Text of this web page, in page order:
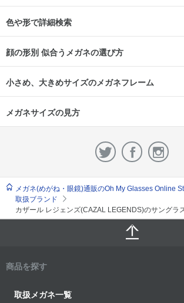
色や形で詳細検索
顔の形別 似合うメガネの選び方
小さめ、大きめサイズのメガネフレーム
メガネサイズの見方
メガネ(めがね・眼鏡)通販のOh My Glasses Online
取扱ブランド
カザール レジェンズ(CAZAL LEGENDS)のサングラ
商品を探す
取扱メガネ一覧